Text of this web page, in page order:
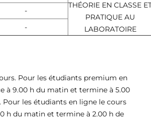
THÉORIE EN CLASSE
PRATIQUE AU
LABORATOIRE
-
-
Pour les étudiants premium en
à 9.00 h du matin et termine à 5.00
Pour les étudiants en ligne le cours
h du matin et termine à 2.00 h de